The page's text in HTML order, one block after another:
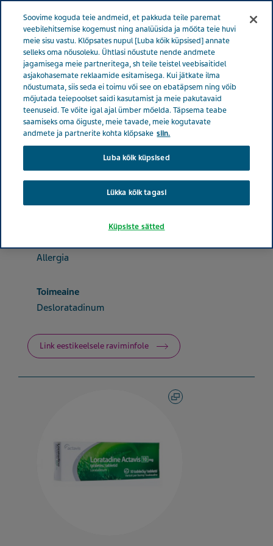
EESTI
Estonia Tooted Tootekataloog
Loratadine
(Loratadinum) Actavis tabletid
Loratadine (Loratadinum)
Actavis tabletid
Allergia
Toimeaine
Desloratadinum
Link eestikeelsele raviminfole
Soovime koguda teie andmeid, et pakkuda teile paremat
veebilehitsemise kogemust ning analüüsida ja mõõta teie huvi
meie sisu vastu. Klõpsates nupul [Luba kõik küpsised] annate
selleks oma nõusoleku. Ühtlasi nõustute nende andmete
jagamisega meie partneritega, sh teile teistel veebisaitidel
asjakohasemate reklaamide esitamisega. Kui jätkate ilma
nõustumata, siis seda ei toimu või see on ebatäpsem ning võib
mõjutada teiepoolset saidi kasutamist ja meie pakutavaid
teenuseid. Te võite igal ajal ümber mõelda. Täpsema teabe
saamiseks oma õiguste, meie tavade, meie kogutavate
andmete ja partnerite kohta klõpsake siin.
Luba kõik küpsised
Lükka kõik tagasi
Küpsiste sätted